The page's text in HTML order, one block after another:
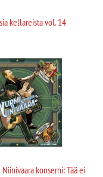
kellareista vol. 14
konserni: Tää ei